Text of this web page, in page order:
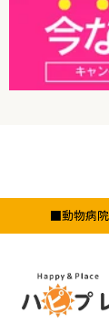
■動物病